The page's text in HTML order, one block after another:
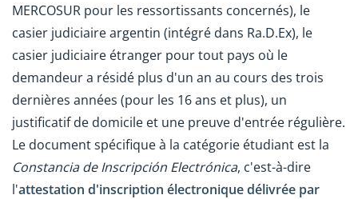
MERCOSUR pour les ressortissants concernés), le
casier judiciaire argentin (intégré dans Ra.D.Ex), le
casier judiciaire étranger pour tout pays où le
demandeur a résidé plus d'un an au cours des trois
dernières années (pour les 16 ans et plus), un
justificatif de domicile et une preuve d'entrée régulière.
Le document spécifique à la catégorie étudiant est la
Constancia de Inscripción Electrónica, c'est-à-dire
l'attestation d'inscription électronique délivrée par